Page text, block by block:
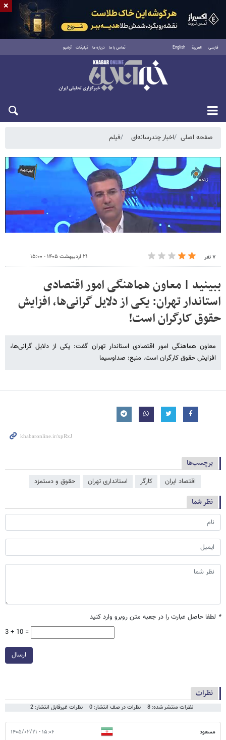
فارسی العربية English تماس با ما درباره ما تبلیغات آرشیو
یکشنبه ۱۸ مرداد ۱۴۰۵
صفحه اصلی اخبار چندرسانه‌ای فیلم
۷ نفر ۲۱ اردیبهشت ۱۴۰۵ - ۱۵:۰۰
ببینید | معاون هماهنگی امور اقتصادی
استاندار تهران: یکی از دلایل گرانی‌ها، افزایش
حقوق کارگران است!
معاون هماهنگی امور اقتصادی استاندار تهران گفت: یکی از دلایل گرانی‌ها،
افزایش حقوق کارگران است. منبع: صداوسیما
برچسب‌ها
اقتصاد ایران کارگر استانداری تهران حقوق و دستمزد
نظر شما
* لطفا حاصل عبارت را در جعبه متن روبرو وارد کنید
3 + 10 =
ارسال
نظرات
نظرات منتشر شده: 8 نظرات در صف انتشار: 0 نظرات غیرقابل انتشار: 2
مسعود ۱۵:۰۶ - ۱۴۰۵/۰۲/۲۱
×